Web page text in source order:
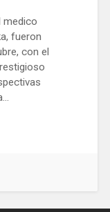
medico
fueron
con el